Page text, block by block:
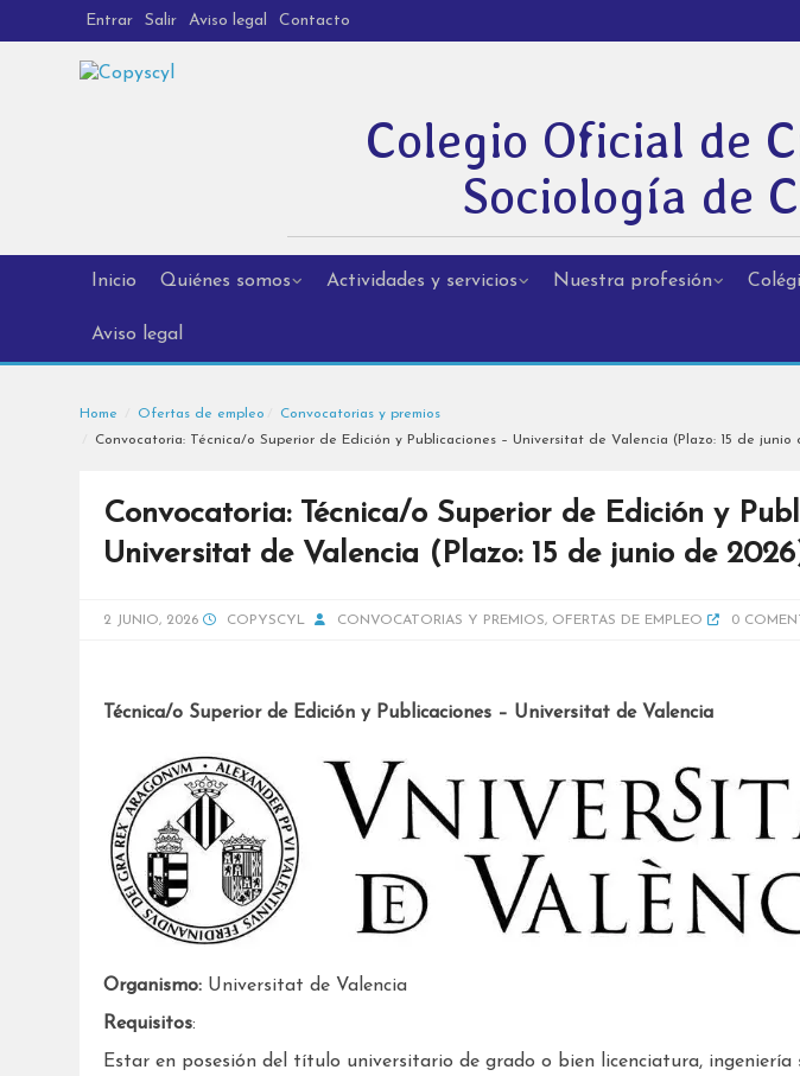
Entrar Salir Aviso legal Contacto
Colegio Oficial de
Sociología de
Inicio Quiénes somos Actividades y servicios Nuestra profesión
Aviso legal
Home Ofertas de empleo
Convocatorias y premios
Convocatoria: Técnica/o Superior de Edición y Publicaciones – Universitat de Valencia (Plazo: 15 de junio
Convocatoria: Técnica/o Superior de Edición y
Universitat de Valencia (Plazo: 15 de junio de
2 JUNIO, 2026 COPYSCYL CONVOCATORIAS Y PREMIOS, OFERTAS DE EMPLEO 0
Técnica/o Superior de Edición y Publicaciones – Universitat de Valencia
Organismo:Universitat de Valencia
Requisitos:
Estar en posesión del título universitario de grado o bien licenciatura,